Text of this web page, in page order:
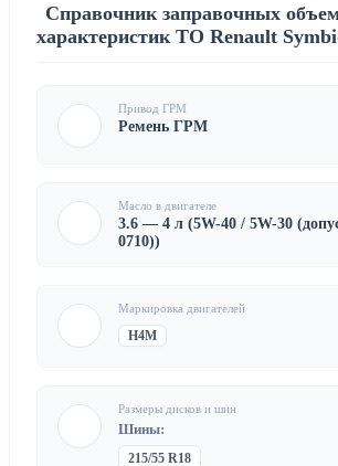
Справочник заправочных
характеристик ТО Renault
Привод ГРМ
Ремень ГРМ
Масло в двигателе
3.6 — 4 л (5W-40 / 5W-30
0710))
Маркировка двигателей
H4M
Размеры дисков и шин
Шины:
215/55 R18